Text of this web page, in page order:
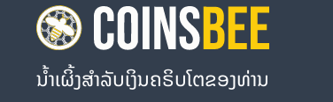
ນໍ້າເຜິ້ງສຳລັບເງິນຄຣິບໂຕຂອງທ່ານ